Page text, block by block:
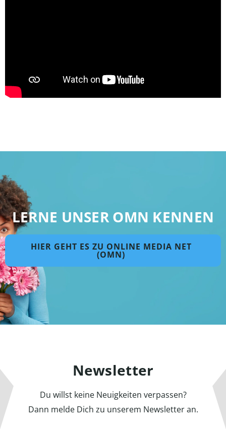
LERNE UNSER OMN KENNEN
HIER GEHT ES ZU ONLINE MEDIA NET
(OMN)
Newsletter
Du willst keine Neuigkeiten verpassen?
Dann melde Dich zu unserem Newsletter an.